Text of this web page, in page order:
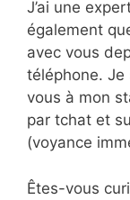
J’ai une
également
avec vous
téléphone.
vous à mon
par tchat et
(voyance
Êtes-vous